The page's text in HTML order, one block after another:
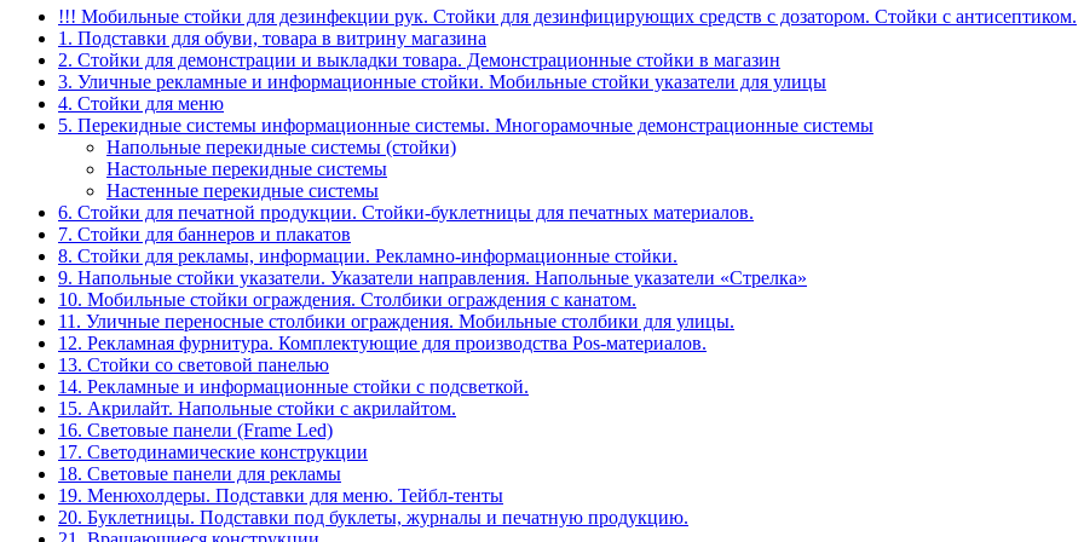
!!! Мобильные стойки для дезинфекции рук. Стойки для дезинфицирующих средств с дозатором. Стойки с антисептиком.
1. Подставки для обуви, товара в витрину магазина
2. Стойки для демонстрации и выкладки товара. Демонстрационные стойки в магазин
3. Уличные рекламные и информационные стойки. Мобильные стойки указатели для улицы
4. Стойки для меню
5. Перекидные системы информационные системы. Многорамочные демонстрационные системы
Напольные перекидные системы (стойки)
Настольные перекидные системы
Настенные перекидные системы
6. Стойки для печатной продукции. Стойки-буклетницы для печатных материалов.
7. Стойки для баннеров и плакатов
8. Стойки для рекламы, информации. Рекламно-информационные стойки.
9. Напольные стойки указатели. Указатели направления. Напольные указатели «Стрелка»
10. Мобильные стойки ограждения. Столбики ограждения с канатом.
11. Уличные переносные столбики ограждения. Мобильные столбики для улицы.
12. Рекламная фурнитура. Комплектующие для производства Pos-материалов.
13. Стойки со световой панелью
14. Рекламные и информационные стойки с подсветкой.
15. Акрилайт. Напольные стойки с акрилайтом.
16. Световые панели (Frame Led)
17. Светодинамические конструкции
18. Световые панели для рекламы
19. Менюхолдеры. Подставки для меню. Тейбл-тенты
20. Буклетницы. Подставки под буклеты, журналы и печатную продукцию.